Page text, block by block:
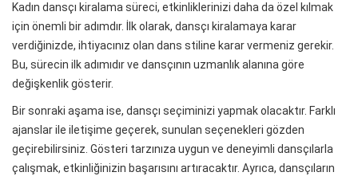
Kadın dansçı kiralama süreci, etkinliklerinizi daha da özel kılmak
için önemli bir adımdır. İlk olarak, dansçı kiralamaya karar
verdiğinizde, ihtiyacınız olan dans stiline karar vermeniz gerekir.
Bu, sürecin ilk adımıdır ve dansçının uzmanlık alanına göre
değişkenlik gösterir.
Bir sonraki aşama ise, dansçı seçiminizi yapmak olacaktır. Farklı
ajanslar ile iletişime geçerek, sunulan seçenekleri gözden
geçirebilirsiniz. Gösteri tarzınıza uygun ve deneyimli dansçılarla
çalışmak, etkinliğinizin başarısını artıracaktır. Ayrıca, dansçıların